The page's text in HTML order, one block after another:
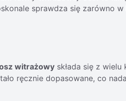
sprawdza się zarówno w
witrażowy składa się z
ręcznie dopasowane, co